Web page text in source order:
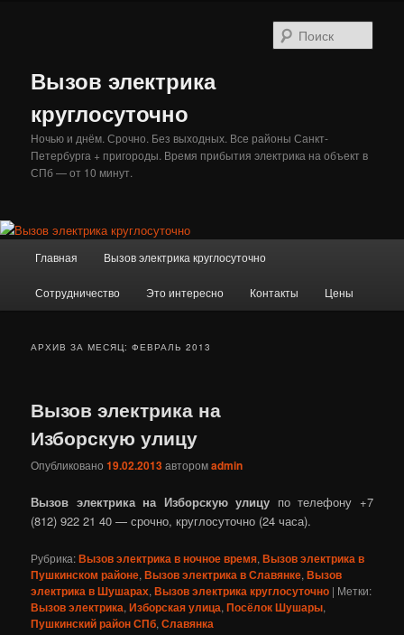
Вызов электрика
круглосуточно
Ночью и днём. Срочно. Без выходных. Все районы Санкт-
Петербурга + пригороды. Время прибытия электрика на объект в
СПб — от 10 минут.
Главная Вызов электрика круглосуточно
Сотрудничество Это интересно Контакты Цены
АРХИВ ЗА МЕСЯЦ:ФЕВРАЛЬ 2013
Вызов электрика на
Изборскую улицу
Опубликовано19.02.2013авторомadmin
Вызов электрика на Изборскую улицу по телефону +7
(812) 922 21 40 — срочно, круглосуточно (24 часа).
Рубрика:Вызов электрика в ночное время,Вызов электрика в
Пушкинском районе,Вызов электрика в Славянке,Вызов
электрика в Шушарах,Вызов электрика круглосуточно | Метки:
Вызов электрика,Изборская улица,Посёлок Шушары,
Пушкинский район СПб,Славянка